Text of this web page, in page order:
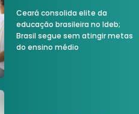
Ceará consolida elite da
educação brasileira no Ideb;
Brasil segue sem atingir metas
do ensino médio